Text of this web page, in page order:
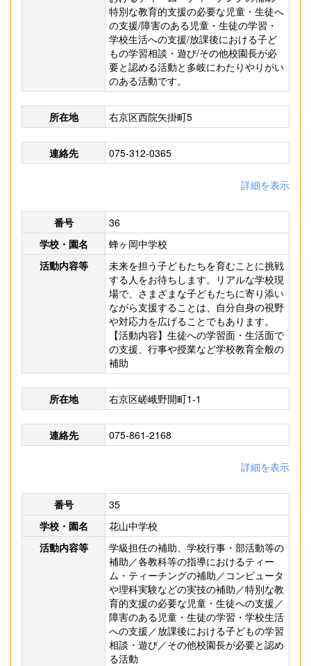
特別な教育的支援の必要な児童・生徒へ
の支援/障害のある児童・生徒の学習・
学校生活への支援/放課後における子ど
もの学習相談・遊び/その他校園長が必
要と認める活動と多岐にわたりやりがい
のある活動です。
所在地 右京区西院矢掛町5
連絡先 075-312-0365
詳細を表示
番号
36
学校・園名
蜂ヶ岡中学校
活動内容等
未来を担う子どもたちを育むことに挑戦
する人をお待ちします。リアルな学校現
場で、さまざまな子どもたちに寄り添い
ながら支援することは、自分自身の視野
や対応力を広げることでもあります。
【活動内容】生徒への学習面・生活面で
の支援、行事や授業など学校教育全般の
補助
所在地 右京区嵯峨野開町1-1
連絡先 075-861-2168
詳細を表示
番号
35
学校・園名
花山中学校
活動内容等
学級担任の補助、学校行事・部活動等の
補助／各教科等の指導におけるティー
ム・ティーチングの補助／コンピュータ
や理科実験などの実技の補助／特別な教
育的支援の必要な児童・生徒への支援／
障害のある児童・生徒の学習・学校生活
への支援／放課後における子どもの学習
相談・遊び／その他校園長が必要と認め
る活動